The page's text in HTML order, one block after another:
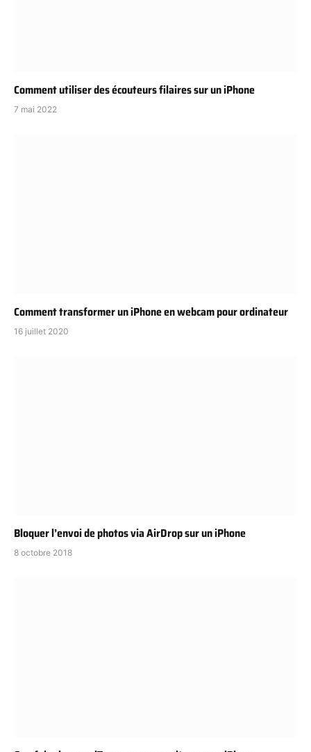
Comment utiliser des écouteurs filaires sur un iPhone
7 mai 2022
Comment transformer un iPhone en webcam pour ordinateur
16 juillet 2020
Bloquer l’envoi de photos via AirDrop sur un iPhone
8 octobre 2018